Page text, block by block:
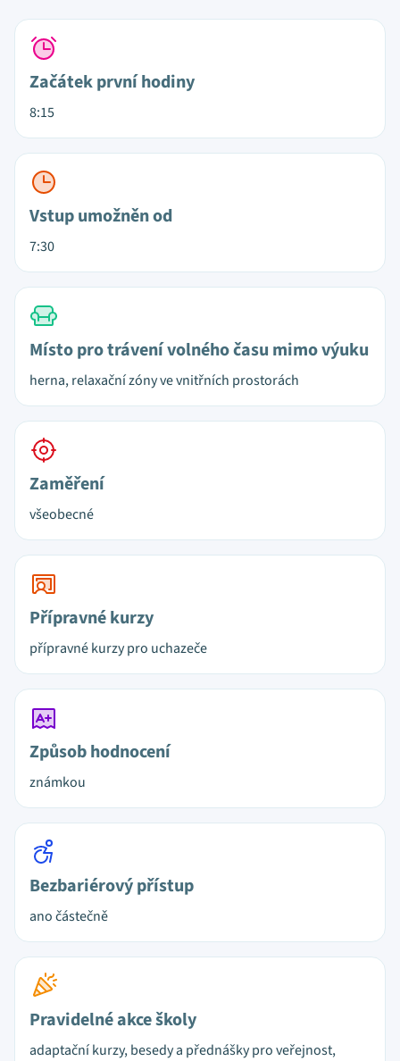
Začátek první hodiny
8:15
Vstup umožněn od
7:30
Místo pro trávení volného času mimo výuku
herna, relaxační zóny ve vnitřních prostorách
Zaměření
všeobecné
Přípravné kurzy
přípravné kurzy pro uchazeče
Způsob hodnocení
známkou
Bezbariérový přístup
ano částečně
Pravidelné akce školy
adaptační kurzy, besedy a přednášky pro veřejnost,